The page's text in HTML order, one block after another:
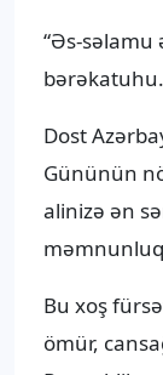
“Əs-
bərəkatuhu.
Dost
Gününün
alinizə ən
Bu xoş
ömür,